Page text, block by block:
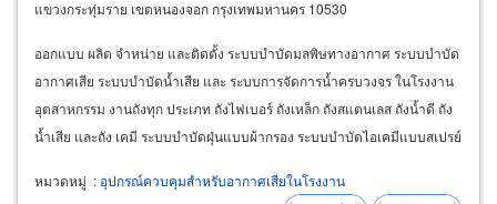
แขวงกระทุ่มราย เขตหนองจอก กรุงเทพมหานคร 10530
ออกแบบ ผลิต จำหน่าย และติดตั้ง ระบบบำบัดมลพิษทางอากาศ ระบบบำบัด
อากาศเสีย ระบบบำบัดน้ำเสีย และ ระบบการจัดการน้ำครบวงจร ในโรงงาน
อุตสาหกรรม งานถังทุก ประเภท ถังไฟเบอร์ ถังเหล็ก ถังสแตนเลส ถังน้ำดี ถัง
น้ำเสีย และถัง เคมี ระบบบำบัดฝุ่นแบบผ้ากรอง ระบบบำบัดไอเคมีแบบสเปรย์
หมวดหมู่ : อุปกรณ์ควบคุมสำหรับอากาศเสียในโรงงาน